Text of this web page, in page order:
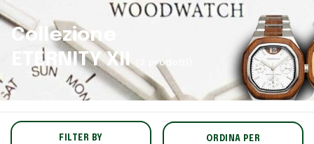
Collezione
ETERNITY XII
(2 prodotti)
FILTER BY ORDINA PER